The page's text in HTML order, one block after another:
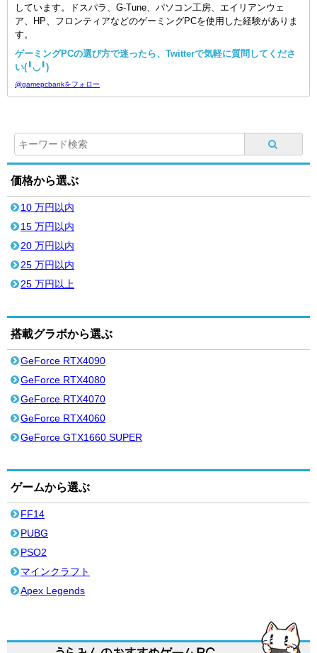
しています。ドスパラ、G-Tune、パソコン工房、エイリアンウェ
ア、HP、フロンティアなどのゲーミングPCを使用した経験がありま
す。
ゲーミングPCの選び方で迷ったら、Twitterで気軽に質問してくださ
い(╹◡╹)
@gamepcbankをフォロー
価格から選ぶ
10 万円以内
15 万円以内
20 万円以内
25 万円以内
25 万円以上
搭載グラボから選ぶ
GeForce RTX4090
GeForce RTX4080
GeForce RTX4070
GeForce RTX4060
GeForce GTX1660 SUPER
ゲームから選ぶ
FF14
PUBG
PSO2
マインクラフト
Apex Legends